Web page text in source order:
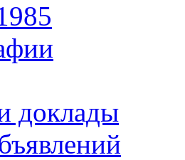
доклады